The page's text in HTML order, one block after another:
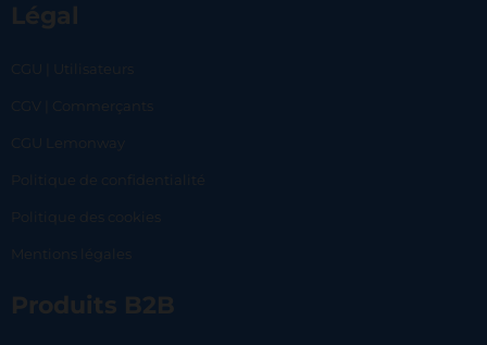
Légal
CGU | Utilisateurs
CGV | Commerçants
CGU Lemonway
Politique de confidentialité
Politique des cookies
Mentions légales
Produits B2B